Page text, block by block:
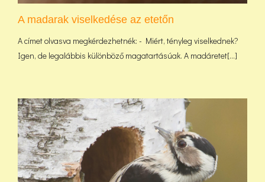
A madarak viselkedése az etetőn
A címet olvasva megkérdezhetnék: - Miért, tényleg viselkednek?
Igen, de legalábbis különböző magatartásúak. A madáretet[...]